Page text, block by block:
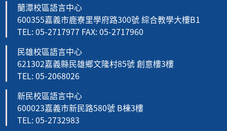
蘭潭校區語言中心
600355嘉義市鹿寮里學府路300號 綜合教學大樓B1
TEL: 05-2717977 FAX: 05-2717960
民雄校區語言中心
621302嘉義縣民雄鄉文隆村85號 創意樓3樓
TEL: 05-2068026
新民校區語言中心
600023嘉義市新民路580號 B棟3樓
TEL: 05-2732983